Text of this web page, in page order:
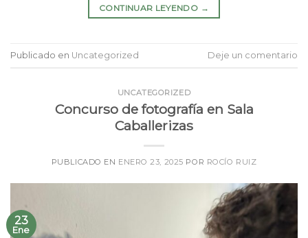
CONTINUAR LEYENDO →
Publicado en Uncategorized Deje un comentario
UNCATEGORIZED
Concurso de fotografía en Sala
Caballerizas
PUBLICADO EN ENERO 23, 2025 POR ROCÍO RUIZ
23
Ene